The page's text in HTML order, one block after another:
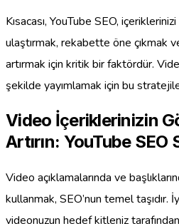
Kısacası, YouTube SEO,
ulaştırmak, rekabette öne çıkmak
artırmak için kritik bir faktördür.
şekilde yayımlamak için bu
Video İçeriklerinizin
Artırın: YouTube
Video açıklamalarında ve
kullanmak, SEO’nun temel taşıdır.
videonuzun hedef kitleniz